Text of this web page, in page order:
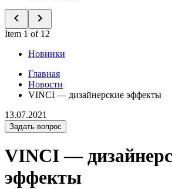
Item 1 of 12
Новинки
Главная
Новости
VINCI — дизайнерские эффекты
13.07.2021
Задать вопрос
VINCI —
эффекты